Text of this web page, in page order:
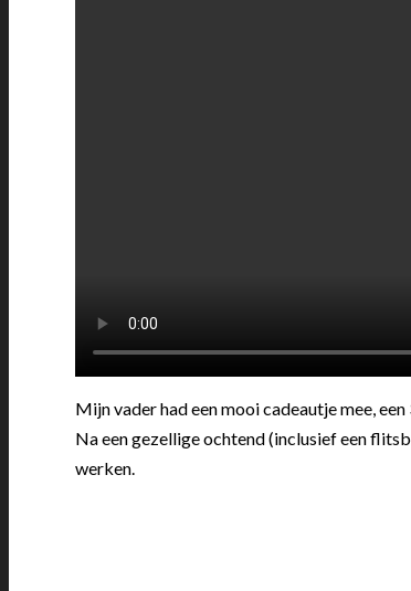
Mijn vader had een mooi cadeautje mee,
Na een gezellige ochtend (inclusief een
werken.